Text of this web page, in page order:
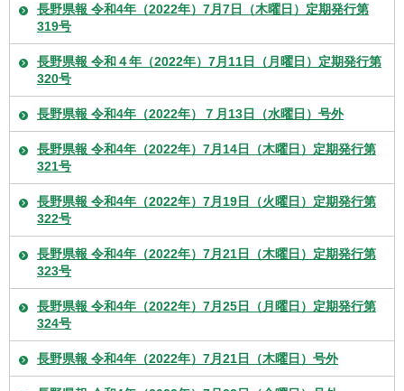
長野県報 令和4年（2022年）7月7日（木曜日）定期発行第
319号
長野県報 令和４年（2022年）7月11日（月曜日）定期発行第
320号
長野県報 令和4年（2022年）７月13日（水曜日）号外
長野県報 令和4年（2022年）7月14日（木曜日）定期発行第
321号
長野県報 令和4年（2022年）7月19日（火曜日）定期発行第
322号
長野県報 令和4年（2022年）7月21日（木曜日）定期発行第
323号
長野県報 令和4年（2022年）7月25日（月曜日）定期発行第
324号
長野県報 令和4年（2022年）7月21日（木曜日）号外